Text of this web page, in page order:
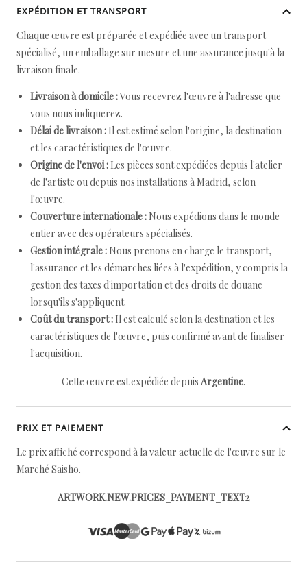
EXPÉDITION ET TRANSPORT
Chaque œuvre est préparée et expédiée avec un transport
spécialisé, un emballage sur mesure et une assurance jusqu'à la
livraison finale.
Livraison à domicile :Vous recevrez l'œuvre à l'adresse que
vous nous indiquerez.
Délai de livraison : Il est estimé selon l'origine, la destination
et les caractéristiques de l'œuvre.
Origine de l'envoi : Les pièces sont expédiées depuis l'atelier
de l'artiste ou depuis nos installations à Madrid, selon
l'œuvre.
Couverture internationale : Nous expédions dans le monde
entier avec des opérateurs spécialisés.
Gestion intégrale : Nous prenons en charge le transport,
l'assurance et les démarches liées à l'expédition, y compris la
gestion des taxes d'importation et des droits de douane
lorsqu'ils s'appliquent.
Coût du transport : Il est calculé selon la destination et les
caractéristiques de l'œuvre, puis confirmé avant de finaliser
l'acquisition.
Cette œuvre est expédiée depuis Argentine.
PRIX ET PAIEMENT
Le prix affiché correspond à la valeur actuelle de l'œuvre sur le
Marché Saisho.
ARTWORK.NEW.PRICES_PAYMENT_TEXT2